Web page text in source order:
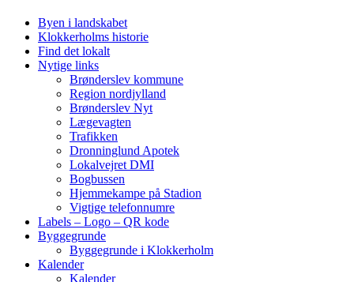
Byen i landskabet
Klokkerholms historie
Find det lokalt
Nytige links
Brønderslev kommune
Region nordjylland
Brønderslev Nyt
Lægevagten
Trafikken
Dronninglund Apotek
Lokalvejret DMI
Bogbussen
Hjemmekampe på Stadion
Vigtige telefonnumre
Labels – Logo – QR kode
Byggegrunde
Byggegrunde i Klokkerholm
Kalender
Kalender